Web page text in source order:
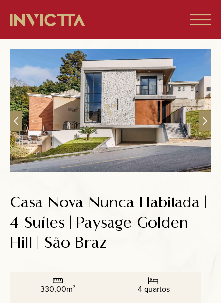
Home
Imóveis à venda
Empreendimentos
Blog
Sobre nós
Anuncie
Casa Nova Nunca Habitada |
4 Suítes | Paysage Golden
Hill | São Braz
330,00m² 4 quartos